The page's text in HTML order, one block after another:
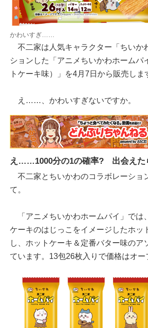
かわいすぎ……
不二家は人気キャラクター「ちいか
ションした「アニメちいかわホームパ
トケーキ味）」を4月7日から販売しま
え……、かわいすぎないですか。
え……1000分の1の確率? 出会えた
不二家とちいかわのコラボレーショ
て。
「アニメちいかわホームパイ」では
ケーキのはじっこをイメージしたホッ
し、ホットケーキ＆定番バター味のア
ています。13包26枚入りで価格はオー